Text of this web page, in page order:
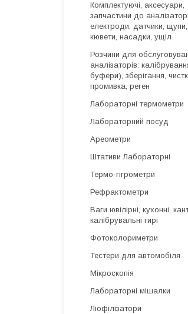
Комплектуючі, аксесуари,
запчастини до
електроди, датчики, щупи,
кювети, насадки, ущіл
Розчини для
аналізаторів:
буфери), зберігання,
промивка, реген
Лабораторні термометри
Лабораторний посуд
Ареометри
Штативи Лабораторні
Термо-гігрометри
Рефрактометри
Ваги ювілірні, кухонні,
калібрувальні гирі
Фотоколориметри
Тестери для автомобіля
Мікроскопія
Лабораторні мішалки
Ліофілізатори